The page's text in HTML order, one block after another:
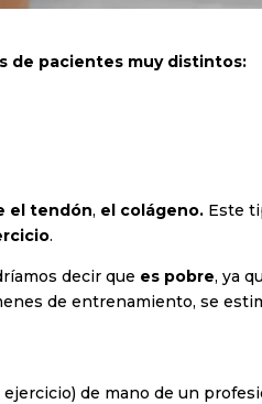
de pacientes muy distintos:
el tendón, el colágeno. Este
.
decir que es pobre, ya
de entrenamiento, se
ejercicio) de mano de un